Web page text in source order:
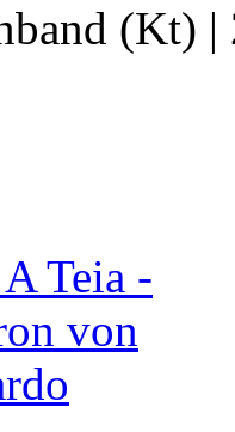
(Kt) |